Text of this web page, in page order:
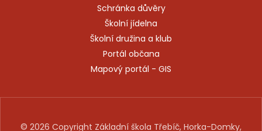
Schránka důvěry
Školní jídelna
Školní družina a klub
Portál občana
Mapový portál - GIS
© 2026 Copyright Základní škola Třebíč, Horka-Domky,